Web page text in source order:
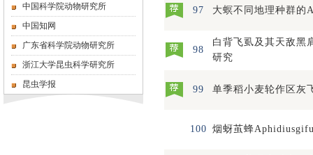
中国科学院动物研究所
中国知网
广东省科学院动物研究所
浙江大学昆虫科学研究所
昆虫学报
97 大螟不同地理种群的
98
白背飞虱及其天敌黑
研究
99 单季稻小麦轮作区灰
100 烟蚜茧蜂